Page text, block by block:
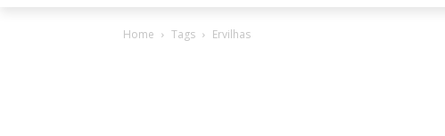
Home Tags Ervilhas